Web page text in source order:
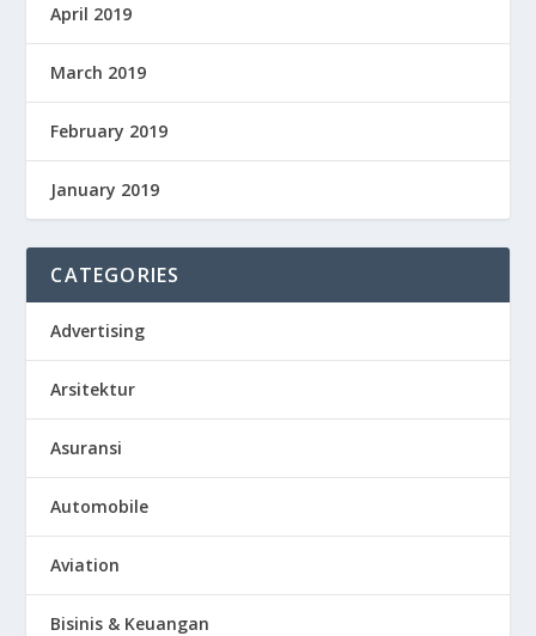
April 2019
March 2019
February 2019
January 2019
CATEGORIES
Advertising
Arsitektur
Asuransi
Automobile
Aviation
Bisinis & Keuangan